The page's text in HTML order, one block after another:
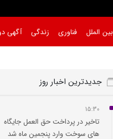
بین الملل فناوری زندگی آگهی
جدیدترین اخبار روز
15:30
تاخیر در پرداخت حق العمل جایگاه
های سوخت وارد پنجمین ماه شد